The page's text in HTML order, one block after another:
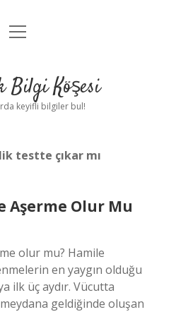
Anasayfa
Uyarı
menüyü
Bilgi Köşesi
keyifli bilgiler bul!
testte çıkar mı
Aşerme Olur Mu
olur mu? Hamile
en yaygın olduğu
ilk üç aydır. Vücutta
geldiğinde oluşan